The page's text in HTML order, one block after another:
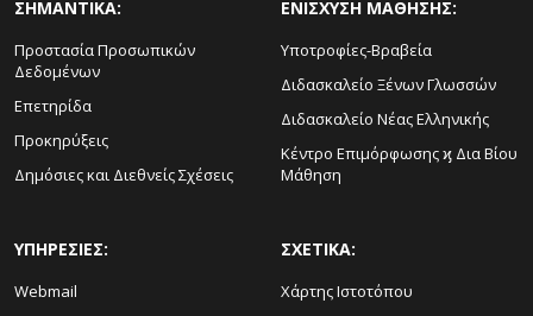
ΣΗΜΑΝΤΙΚΑ:
Προστασία Προσωπικών
Δεδομένων
Επετηρίδα
Προκηρύξεις
Δημόσιες και Διεθνείς Σχέσεις
ΕΝΙΣΧΥΣΗ ΜΑΘΗΣΗΣ:
Υποτροφίες-Βραβεία
Διδασκαλείο Ξένων Γλωσσών
Διδασκαλείο Νέας Ελληνικής
Κέντρο Επιμόρφωσης ϗ Δια Βίου
Μάθηση
ΥΠΗΡΕΣΙΕΣ:
Webmail
ΣΧΕΤΙΚΑ:
Χάρτης Ιστοτόπου